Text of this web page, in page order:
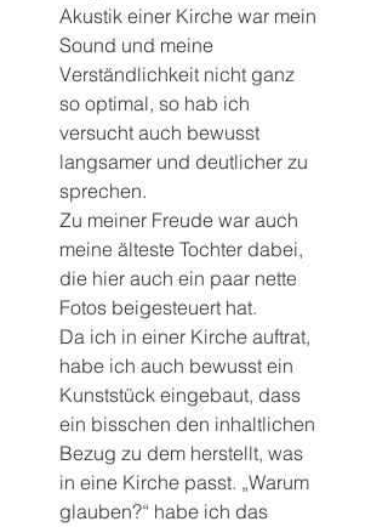
Akustik einer Kirche war mein
Sound und meine
Verständlichkeit nicht ganz
so optimal, so hab ich
versucht auch bewusst
langsamer und deutlicher zu
sprechen.
Zu meiner Freude war auch
meine älteste Tochter dabei,
die hier auch ein paar nette
Fotos beigesteuert hat.
Da ich in einer Kirche auftrat,
habe ich auch bewusst ein
Kunststück eingebaut, dass
ein bisschen den inhaltlichen
Bezug zu dem herstellt, was
in eine Kirche passt. „Warum
glauben?“ habe ich das